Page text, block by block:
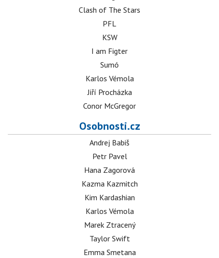
Clash of The Stars
PFL
KSW
I am Figter
Sumó
Karlos Vémola
Jiří Procházka
Conor McGregor
Osobnosti.cz
Andrej Babiš
Petr Pavel
Hana Zagorová
Kazma Kazmitch
Kim Kardashian
Karlos Vémola
Marek Ztracený
Taylor Swift
Emma Smetana